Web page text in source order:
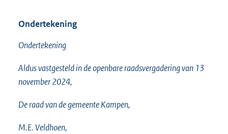
Ondertekening
Ondertekening
Aldus vastgesteld in de openbare raadsvergadering van 13
november 2024,
De raad van de gemeente Kampen,
M.E. Veldhoen,